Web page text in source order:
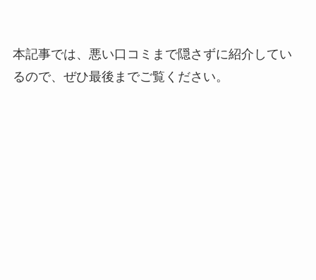
本記事では、悪い口コミまで隠さずに紹介してい
るので、ぜひ最後までご覧ください。